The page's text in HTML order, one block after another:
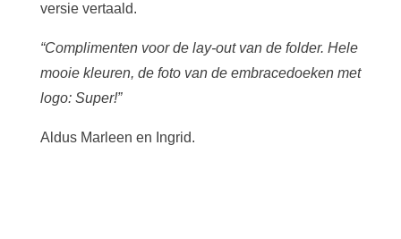
versie vertaald.
“Complimenten voor de lay-out van de folder. Hele
mooie kleuren, de foto van de embracedoeken met
logo: Super!”
Aldus Marleen en Ingrid.